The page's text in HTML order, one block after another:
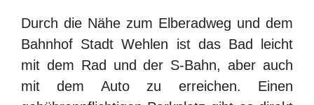
Durch die Nähe zum Elberadweg und dem
Bahnhof Stadt Wehlen ist das Bad leicht
mit dem Rad und der S-Bahn, aber auch
mit dem Auto zu erreichen. Einen